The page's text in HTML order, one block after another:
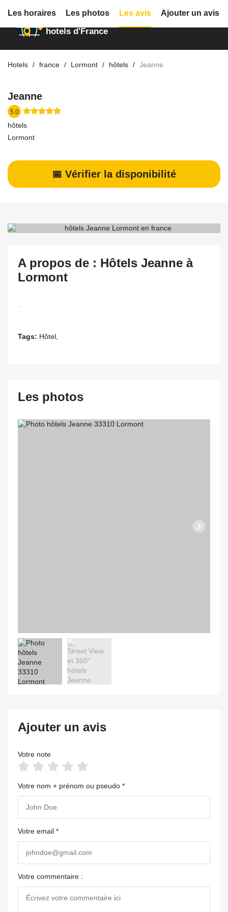
Annuaire des
hotels d'France
Hotels france Lormont hôtels Jeanne
Jeanne
5.0
hôtels
Lormont
📅 Vérifier la disponibilité
Les horaires Les photos Les avis Ajouter un avis
A propos de : Hôtels Jeanne à
Lormont
Tags: Hôtel,
Les photos
Ajouter un avis
Votre note
Votre nom + prénom ou pseudo *
Votre email *
Votre commentaire :